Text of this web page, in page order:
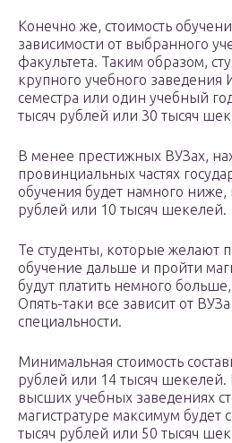
Конечно же, стоимость
зависимости от выбранного
факультета. Таким образом,
крупного учебного заведения
семестра или один учебный
тысяч рублей или 30 тысяч
В менее престижных ВУЗах,
провинциальных частях
обучения будет намного
рублей или 10 тысяч шекелей.
Те студенты, которые желают
обучение дальше и пройти
будут платить немного
Опять-таки все зависит от
специальности.
Минимальная стоимость
рублей или 14 тысяч
высших учебных заведениях
магистратуре максимум будет
тысяч рублей или 50 тысяч